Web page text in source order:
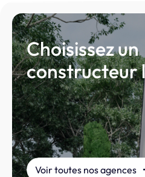
Choisissez un
constructeur
Voir toutes nos agences